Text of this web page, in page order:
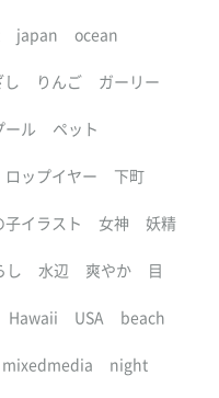
japan ocean
し りんご ガーリー
ール ペット
ロップイヤー 下町
子イラスト 女神 妖精
し 水辺 爽やか 目
Hawaii USA beach
mixedmedia night